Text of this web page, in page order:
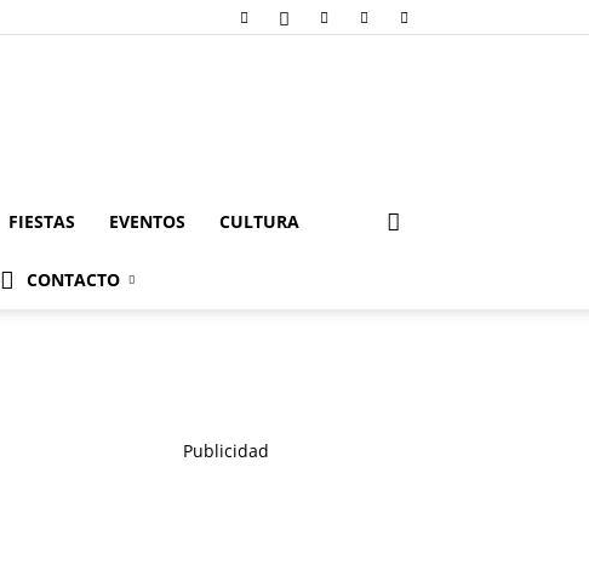
FIESTAS EVENTOS CULTURA
CONTACTO
Publicidad